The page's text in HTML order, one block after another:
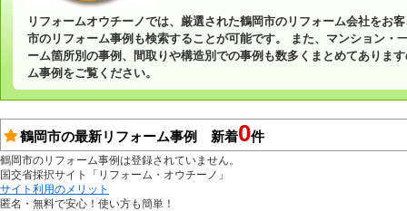
リフォームオウチーノでは、厳選された鶴岡市のリフォーム会社をお
市のリフォーム事例も検索することが可能です。 また、マンション・
ーム箇所別の事例、間取りや構造別での事例も数多くまとめてありま
ム事例をご覧ください。
鶴岡市の最新リフォーム事例 新着0件
鶴岡市のリフォーム事例は登録されていません。
国交省採択サイト「リフォーム・オウチーノ」
サイト利用のメリット
匿名・無料で安心！使い方も簡単！